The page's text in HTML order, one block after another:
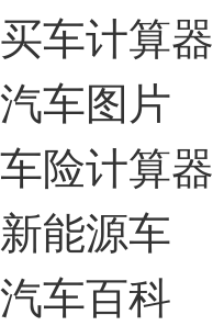
买车计算器
汽车图片
车险计算器
新能源车
汽车百科